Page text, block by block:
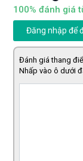
100% đánh giá
Đăng nhập để
Đánh giá thang
Nhấp vào ô dưới